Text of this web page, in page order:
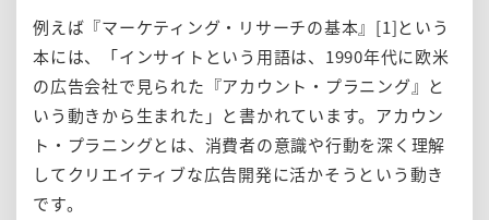
例えば『マーケティング・リサーチの基本』[1]という
本には、「インサイトという用語は、1990年代に欧米
の広告会社で見られた『アカウント・プラニング』と
いう動きから生まれた」と書かれています。アカウン
ト・プラニングとは、消費者の意識や行動を深く理解
してクリエイティブな広告開発に活かそうという動き
です。